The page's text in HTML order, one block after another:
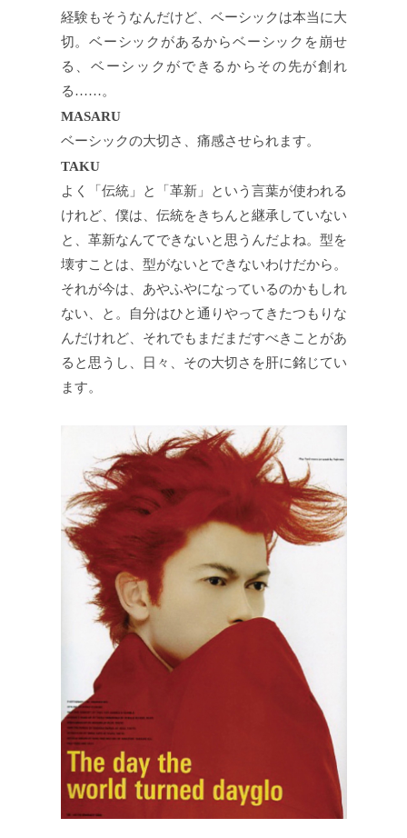
経験もそうなんだけど、ベーシックは本当に大
切。ベーシックがあるからベーシックを崩せ
る、ベーシックができるからその先が創れ
る……。
MASARU
ベーシックの大切さ、痛感させられます。
TAKU
よく「伝統」と「革新」という言葉が使われる
けれど、僕は、伝統をきちんと継承していない
と、革新なんてできないと思うんだよね。型を
壊すことは、型がないとできないわけだから。
それが今は、あやふやになっているのかもしれ
ない、と。自分はひと通りやってきたつもりな
んだけれど、それでもまだまだすべきことがあ
ると思うし、日々、その大切さを肝に銘じてい
ます。